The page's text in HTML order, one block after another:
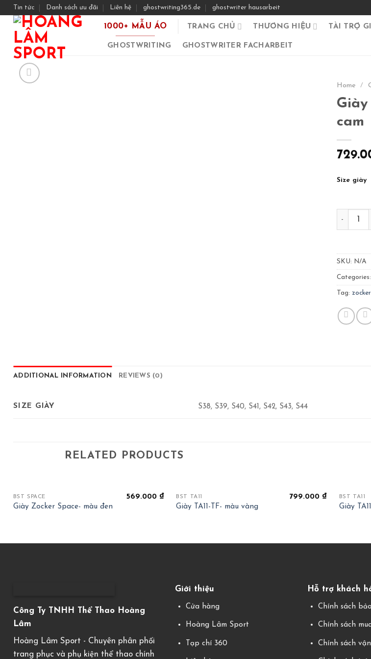
Skip
content
Tin tức Danh sách ưu đãi Liên hệ ghostwriting365.de ghostwriter hausarbeit
1000+ MẪU ÁO TRANG CHỦ THƯƠNG HIỆU TÀI TRỢ
GHOSTWRITING GHOSTWRITER FACHARBEIT
Home /
cam
Size giày
Giày
SKU: N/A
Categories:
Tag: zocker
ADDITIONAL INFORMATION REVIEWS (0)
SIZE GIÀY S38, S39, S40, S41, S42, S43, S44
RELATED PRODUCTS
BST SPACE
Giày Zocker Space- màu đen
569.000 ₫ BST TA11
Giày TA11-TF- màu vàng
799.000 ₫ BST TA11
Giày
Công Ty TNHH Thể Thao Hoàng
Lâm
Hoàng Lâm Sport - Chuyên phân phối
trang phục và phụ kiện thể thao chính
Giới thiệu
Cửa hàng
Hoàng Lâm Sport
Tạp chí 360
Hỗ trợ khách
Chính sách
Chính sách
Chính sách